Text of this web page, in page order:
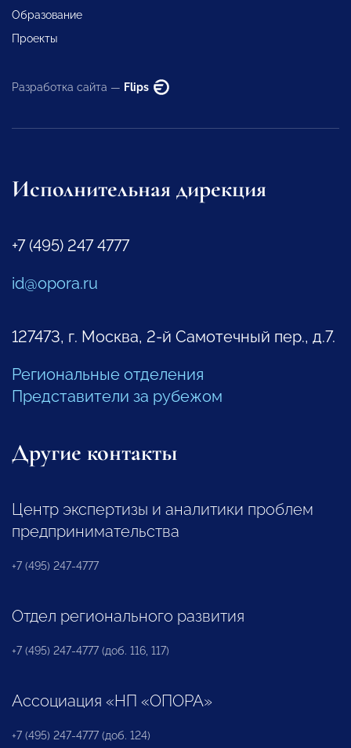
Образование
Проекты
Разработка сайта — Flips
Исполнительная дирекция
+7 (495) 247 4777
id@opora.ru
127473, г. Москва, 2-й Самотечный пер., д.7.
Региональные отделения
Представители за рубежом
Другие контакты
Центр экспертизы и аналитики проблем
предпринимательства
+7 (495) 247-4777
Отдел регионального развития
+7 (495) 247-4777 (доб. 116, 117)
Ассоциация «НП «ОПОРА»
+7 (495) 247-4777 (доб. 124)